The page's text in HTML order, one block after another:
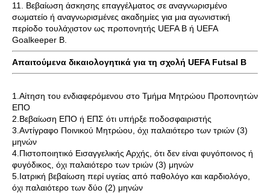
11. Βεβαίωση άσκησης επαγγέλματος σε αναγνωρισμένο
σωματείο ή αναγνωρισμένες ακαδημίες για μια αγωνιστική
περίοδο τουλάχιστον ως προπονητής UEFA B ή UEFA
Goalkeeper B.
Απαιτούμενα δικαιολογητικά για τη σχολή UEFA Futsal B
1.Αίτηση του ενδιαφερόμενου στο Τμήμα Μητρώου Προπονητών
ΕΠΟ
2.Βεβαίωση ΕΠΟ ή ΕΠΣ ότι υπήρξε ποδοσφαιριστής
3.Αντίγραφο Ποινικού Μητρώου, όχι παλαιότερο των τριών (3)
μηνών
4.Πιστοποιητικό Εισαγγελικής Αρχής, ότι δεν είναι φυγόποινος ή
φυγόδικος, όχι παλαιότερο των τριών (3) μηνών
5.Ιατρική βεβαίωση περί υγείας από παθολόγο και καρδιολόγο,
όχι παλαιότερο των δύο (2) μηνών